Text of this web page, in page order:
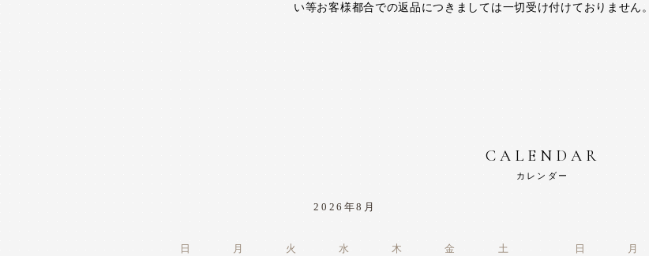
い等お客様都合での返品につきましては一切受け付けておりません。
CALENDAR
カレンダー
2026年8月
日 月 火 水 木 金 土 日 月